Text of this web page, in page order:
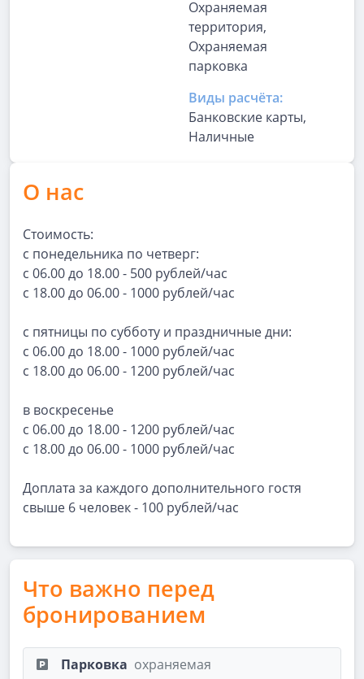
Охраняемая
территория,
Охраняемая
парковка
Виды расчёта:
Банковские карты,
Наличные
О нас
Стоимость:
с понедельника по четверг:
с 06.00 до 18.00 - 500 рублей/час
с 18.00 до 06.00 - 1000 рублей/час
с пятницы по субботу и праздничные дни:
с 06.00 до 18.00 - 1000 рублей/час
с 18.00 до 06.00 - 1200 рублей/час
в воскресенье
с 06.00 до 18.00 - 1200 рублей/час
с 18.00 до 06.00 - 1000 рублей/час
Доплата за каждого дополнительного гостя
свыше 6 человек - 100 рублей/час
Что важно перед
бронированием
Парковка охраняемая